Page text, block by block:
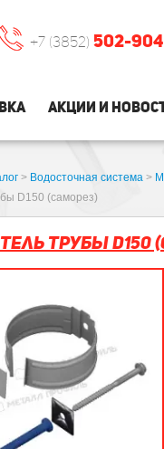
+7 (3852) 502-904
АКЦИИ И
> Водосточная система>
D150 (саморез)
трубы D150